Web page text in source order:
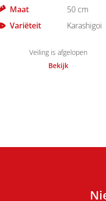
Maat
50 cm
Variëteit
Karashigoi
Veiling is afgelopen
Bekijk